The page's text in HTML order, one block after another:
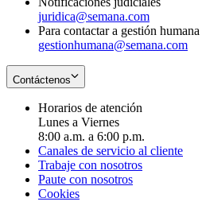
juridica@semana.com
Para contactar a gestión humana
gestionhumana@semana.com
Contáctenos
Horarios de atención
Lunes a Viernes
8:00 a.m. a 6:00 p.m.
Canales de servicio al cliente
Trabaje con nosotros
Paute con nosotros
Cookies